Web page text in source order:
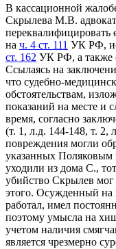
В кассационной
Скрылева М.В.
переквалифицировать
на ч. 4 ст. 111 УК РФ,
ст. 162 УК РФ, а также
Ссылаясь на
что судебно-
обстоятельствам,
показаний на месте и
время, согласно
(т. 1, л.д. 144-148, т.
повреждения могли
указанных
уходили из дома С.,
убийство Скрылев мог
этого. Осужденный на
работал, имел
поэтому умысла на
учетом наличия
является чрезмерно